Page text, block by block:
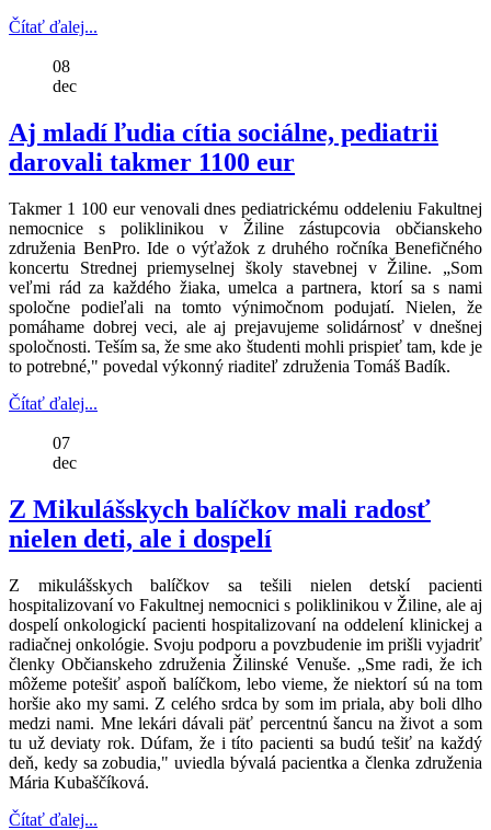
Čítať ďalej...
08
dec
Aj mladí ľudia cítia sociálne, pediatrii
darovali takmer 1100 eur
Takmer 1 100 eur venovali dnes pediatrickému oddeleniu Fakultnej
nemocnice s poliklinikou v Žiline zástupcovia občianskeho
združenia BenPro. Ide o výťažok z druhého ročníka Benefičného
koncertu Strednej priemyselnej školy stavebnej v Žiline. „Som
veľmi rád za každého žiaka, umelca a partnera, ktorí sa s nami
spoločne podieľali na tomto výnimočnom podujatí. Nielen, že
pomáhame dobrej veci, ale aj prejavujeme solidárnosť v dnešnej
spoločnosti. Teším sa, že sme ako študenti mohli prispieť tam, kde je
to potrebné," povedal výkonný riaditeľ združenia Tomáš Badík.
Čítať ďalej...
07
dec
Z Mikulášskych balíčkov mali radosť
nielen deti, ale i dospelí
Z mikulášskych balíčkov sa tešili nielen detskí pacienti
hospitalizovaní vo Fakultnej nemocnici s poliklinikou v Žiline, ale aj
dospelí onkologickí pacienti hospitalizovaní na oddelení klinickej a
radiačnej onkológie. Svoju podporu a povzbudenie im prišli vyjadriť
členky Občianskeho združenia Žilinské Venuše. „Sme radi, že ich
môžeme potešiť aspoň balíčkom, lebo vieme, že niektorí sú na tom
horšie ako my sami. Z celého srdca by som im priala, aby boli dlho
medzi nami. Mne lekári dávali päť percentnú šancu na život a som
tu už deviaty rok. Dúfam, že i títo pacienti sa budú tešiť na každý
deň, kedy sa zobudia," uviedla bývalá pacientka a členka združenia
Mária Kubaščíková.
Čítať ďalej...